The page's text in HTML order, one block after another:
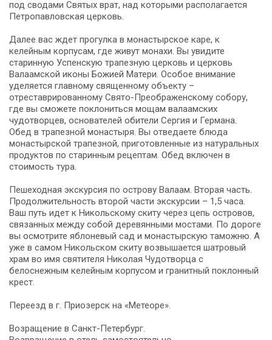
под сводами Святых врат, над которыми располагается
Петропавловская церковь.
Далее вас ждет прогулка в монастырское каре, к
келейным корпусам, где живут монахи. Вы увидите
старинную Успенскую трапезную церковь и церковь
Валаамской иконы Божией Матери. Особое внимание
уделяется главному священному объекту –
отреставрированному Свято-Преображенскому собору,
где вы сможете поклониться мощам валаамских
чудотворцев, основателей обители Сергия и Германа.
Обед в трапезной монастыря. Вы отведаете блюда
монастырской трапезной, приготовленные из натуральных
продуктов по старинным рецептам. Обед включен в
стоимость тура.
Пешеходная экскурсия по острову Валаам. Вторая часть.
Продолжительность второй части экскурсии – 1,5 часа.
Ваш путь идет к Никольскому скиту через цепь островов,
связанных между собой деревянными мостами. По дороге
вы осмотрите яблоневый сад и монастырскую таможню. А
уже в самом Никольском скиту возвышается шатровый
храм во имя святителя Николая Чудотворца с
белоснежным келейным корпусом и гранитный поклонный
крест.
Переезд в г. Приозерск на «Метеоре».
Возращение в Санкт-Петербург.